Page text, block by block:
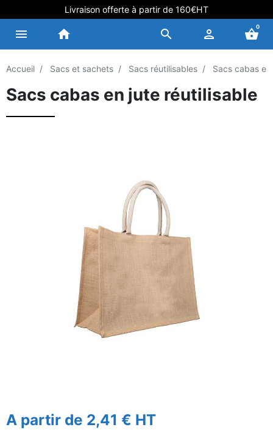
Livraison offerte à partir de 160€HT
menu home search person shopping_basket
0
Accueil Sacs et sachets Sacs réutilisables Sacs cabas
Sacs cabas en jute réutilisable
A partir de 2,41 € HT